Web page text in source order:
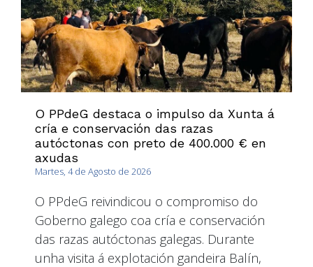
O PPdeG destaca o impulso da Xunta á
cría e conservación das razas
autóctonas con preto de 400.000 € en
axudas
Martes, 4 de Agosto de 2026
O PPdeG reivindicou o compromiso do
Goberno galego coa cría e conservación
das razas autóctonas galegas. Durante
unha visita á explotación gandeira Balín,